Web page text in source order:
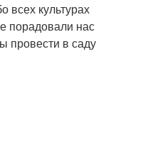
всех культурах
порадовали нас
провести в саду